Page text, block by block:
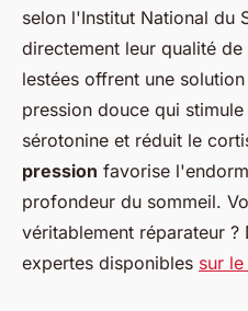
selon l'Institut National du
directement leur qualité
lestées offrent une
pression douce qui
sérotonine et réduit le
pression favorise
profondeur du sommeil.
véritablement réparateur
expertes disponibles sur